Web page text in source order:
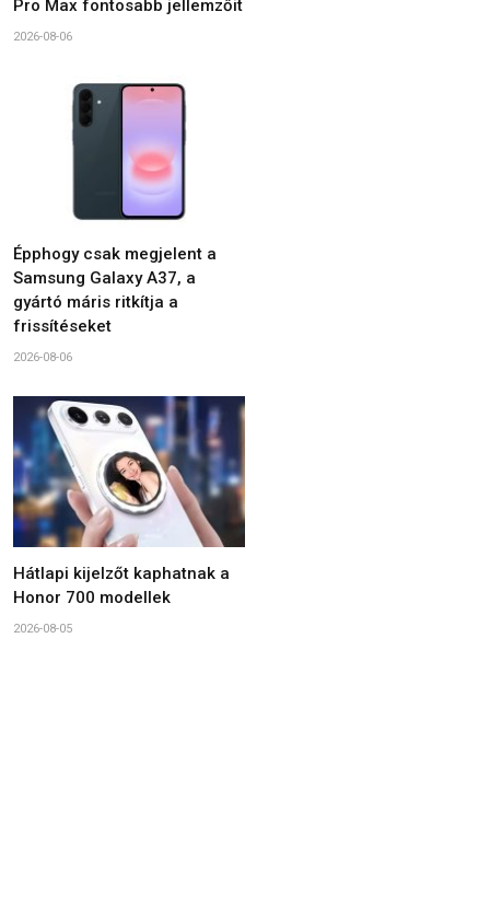
Pro Max fontosabb jellemzőit
2026-08-06
Épphogy csak megjelent a
Samsung Galaxy A37, a
gyártó máris ritkítja a
frissítéseket
2026-08-06
Hátlapi kijelzőt kaphatnak a
Honor 700 modellek
2026-08-05